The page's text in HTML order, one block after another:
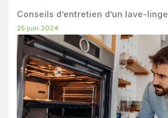
Conseils d’entretien d’un lave-linge
25 juin 2024